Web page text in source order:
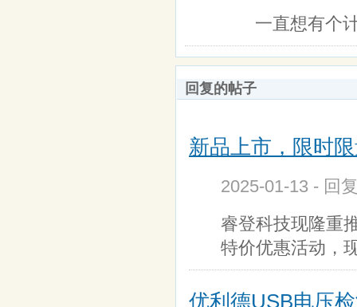
一直想有个计
回复的帖子
新品上市，限时
2025-01-13 - 回
睿登科技现隆重
特价优惠活动，
优利德USB电压